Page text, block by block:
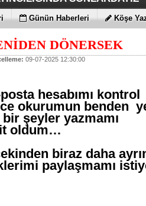
DA ÖNEMLİ
BİLE KORKUTTU
UYGUNLAR
YAPTILAR
RENK
Günün Haberleri Köşe
DÖNERSEK
09-07-2025 12:30:00
hesabımı kontrol
okurumun benden
şeyler yazmamı
oldum…
biraz daha
paylaşmamı